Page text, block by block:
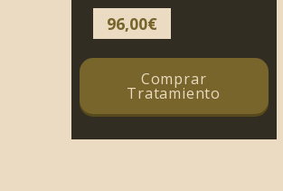
96,00€
Comprar
Tratamiento